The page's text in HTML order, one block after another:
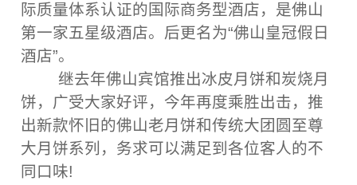
际质量体系认证的国际商务型酒店，是佛山
第一家五星级酒店。后更名为“佛山皇冠假日
酒店”。
继去年佛山宾馆推出冰皮月饼和炭烧月
饼，广受大家好评，今年再度乘胜出击，推
出新款怀旧的佛山老月饼和传统大团圆至尊
大月饼系列，务求可以满足到各位客人的不
同口味!